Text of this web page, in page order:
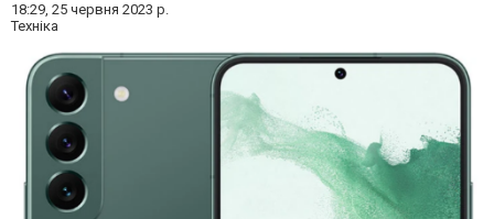
18:29, 25 червня 2023 р.
Техніка